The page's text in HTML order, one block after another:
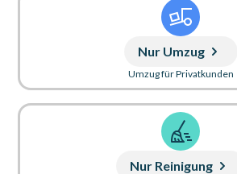
Nur Umzug
Umzug für Privatkunden
Nur Reinigung